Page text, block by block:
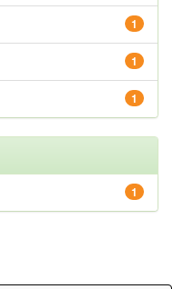
1
1
1
1